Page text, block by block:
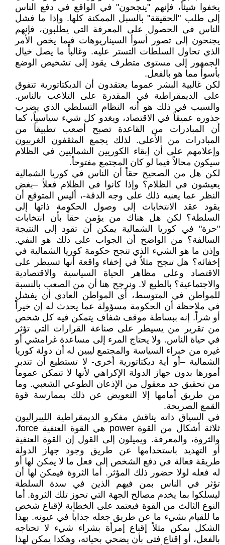
يخفوا شيئاً، فإنهم "ينجحون" في الواقع في دفع الناس
إلى طلب "الحقيقة" بالسبل الممكنة كلها. وإذا ما فشل
الناس في الحصول على المعرفة التي يطلبون، فإنهم
يجنحون إلى تصور أسوأ السيناريوهات فيما يخص الأمر
الذي تحاول السلطات التستر عليه. وغالباً ما يصل خيال
الجمهور إلى مستوى متطرف يقود إلى تشخيص الوضع
بأسوأ مما هو بالفعل.
لكن غالبية البشر عموما يعتقدون أن الديكتاتورية تتفوق
على الديمقراطية في المقدرة على التلاعب بالناس.
والسبب في ذلك هو أنه النظام التسلطي الذي يضرب
جذوره عميقاً في الاقتصاد، ويغدو كل شيء سياسياً، كما
أن المبادرات من القاعدة تصبح أصعب تطبيقاً من
المبادرات من الأعلى. لذلك يجمع المثقفون الغربيون
وإعلامهم على أن إبقاء الكوريين الشماليين في الظلام
سيكون محالاً فيما لو كان المجتمع مفتوحاً.
لكن هل من الصحيح حقاً أن الناس في كوريا الشمالية
يعيشون في الظلام؟ وإذا كانوا في الظلام فعلاً –بغض
النظر عما يعنيه ذلك على وجه الدقة-، أليس المتوقع أن
يقود عقد الانتخابات إلى وصول الحكومة ذاتها إلى
السلطة؟ لكن هل هناك من يؤمن حقاً بأن انتخابات
"حرة" في كوريا الشمالية يمكن أن تقود إلى النتيجة
السالفة؟ من الواضح أن الجواب على ذلك هو النفي.
وإذن ما هو الشيء الذي تنجح حكومة كوريا الشمالية في
إخفائه؟ هل تنجح مثلاُ في إخفاء واقعة أنها تسيطر على
الاقتصاد وعلى مظاهر الحياة السياسية والاقتصادية
والاجتماعية؟ بالطبع لا. ونرجح هنا أن من الصعب بالنسبة
للمواطن في المتوسط، أي المواطن العادي أن يفشل
في ملاحظة أن الحكومة مسؤولة عما يحدث له إن خيراً
أو شراً. إنه ببساطة موقف شفاف يتمكن فيه كل شخص
من تقرير من يسيطر على صناعة القرارات التي تؤثر
في حياة الناس. ولا يحتاج المرء إلى مساعدة غرامشي أو
غيره من خبراء السياسة والمجتمع ليبين له أن دولة كوريا
الشمالية –أو أية ديكتاتورية أخرى- لا تستطيع أن تتدبر
أمورها بدون جهاز الدولة الإكراهي لأنها لا تتمكن عموماً
من تحقيق حد معقول من الإذعان الطوعي الشعبي. وما
من طريق أمامها إلا التعويض عن ذلك بممارسة قوة
القمع الصريحة.
في السياق ذاته يناقش مفكرو الديمقراطية الليبراليون
ثلاثة أشكال من القوة power هي القوة العنفية force،
والثروة، والمعرفة. ويميلون إلى القول إن القوة العنفية
أو التهديد باستخدامها عن طريق وجود جهاز الدولة
طريقة فعالة في دفع الشخص إلى فعل ما لا يمكن لها أو
له فعله لولا حضور ذلك المؤثر. أما الثروة فيمكن لها أن
تؤثر في الناس بمن فيهم الذين في سدة السلطة
ليسلكوا بما يخدم مصالح الجهة التي تحوز تلك الثروة. أما
النوع الثالث من القوة فيعتمد على الخطابة لإقناع شخص
ما للقيام بشيء ما عن طريق جعله جذاباً في عيونه. بهذا
الشكل يمكن مثلاً إقناع إمرأة بشراء شيء لا تحتاجه
بالفعل، أو إقناع فتى بأن يضحي بحياته، وهكذا يمكن لهذا